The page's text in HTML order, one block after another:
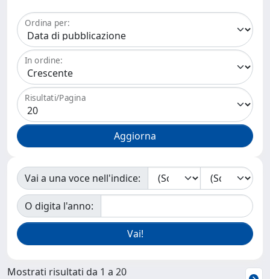
Ordina per:
In ordine:
Risultati/Pagina
Vai a una voce nell'indice:
O digita l'anno:
Mostrati risultati da 1 a 20